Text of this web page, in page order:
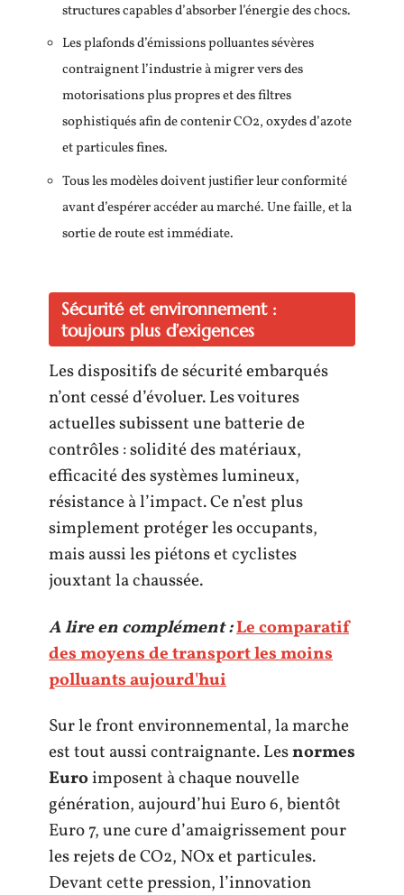
structures capables d’absorber l’énergie des chocs.
Les plafonds d’émissions polluantes sévères
contraignent l’industrie à migrer vers des
motorisations plus propres et des filtres
sophistiqués afin de contenir CO2, oxydes d’azote
et particules fines.
Tous les modèles doivent justifier leur conformité
avant d’espérer accéder au marché. Une faille, et la
sortie de route est immédiate.
Sécurité et environnement :
toujours plus d’exigences
Les dispositifs de sécurité embarqués
n’ont cessé d’évoluer. Les voitures
actuelles subissent une batterie de
contrôles : solidité des matériaux,
efficacité des systèmes lumineux,
résistance à l’impact. Ce n’est plus
simplement protéger les occupants,
mais aussi les piétons et cyclistes
jouxtant la chaussée.
A lire en complément :Le comparatif
des moyens de transport les moins
polluants aujourd'hui
Sur le front environnemental, la marche
est tout aussi contraignante. Lesnormes
Euroimposent à chaque nouvelle
génération, aujourd’hui Euro 6, bientôt
Euro 7, une cure d’amaigrissement pour
les rejets de CO2, NOx et particules.
Devant cette pression, l’innovation